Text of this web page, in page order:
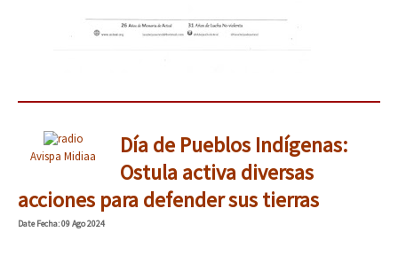
Avispa Midiaa
Día de Pueblos Indígenas:
Ostula activa diversas
acciones para defender sus tierras
DateFecha: 09 Ago 2024